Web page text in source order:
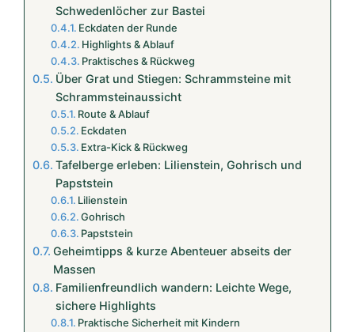
Schwedenlöcher zur Bastei
Eckdaten der Runde
Highlights & Ablauf
Praktisches & Rückweg
Über Grat und Stiegen: Schrammsteine mit
Schrammsteinaussicht
Route & Ablauf
Eckdaten
Extra-Kick & Rückweg
Tafelberge erleben: Lilienstein, Gohrisch und
Papststein
Lilienstein
Gohrisch
Papststein
Geheimtipps & kurze Abenteuer abseits der
Massen
Familienfreundlich wandern: Leichte Wege,
sichere Highlights
Praktische Sicherheit mit Kindern